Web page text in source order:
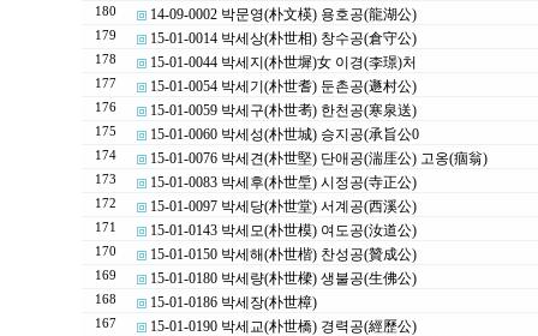
180 14-09-0002 박문영(朴文楧) 용호공(龍湖公)
179 15-01-0014 박세상(朴世相) 창수공(倉守公)
178 15-01-0044 박세지(朴世墀)女 이경(李璟)처
177 15-01-0054 박세기(朴世耆) 둔촌공(遯村公)
176 15-01-0059 박세구(朴世耉) 한천공(寒泉送)
175 15-01-0060 박세성(朴世城) 승지공(承旨公0
174 15-01-0076 박세견(朴世堅) 단애공(湍厓公) 고옹(痼翁)
173 15-01-0083 박세후(朴世垕) 시정공(寺正公)
172 15-01-0097 박세당(朴世堂) 서계공(西溪公)
171 15-01-0143 박세모(朴世模) 여도공(汝道公)
170 15-01-0150 박세해(朴世楷) 찬성공(贊成公)
169 15-01-0180 박세량(朴世樑) 생불공(生佛公)
168 15-01-0186 박세장(朴世樟)
167 15-01-0190 박세교(朴世橋) 경력공(經歷公)